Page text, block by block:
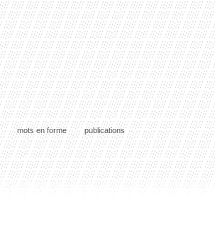
mots en forme publications